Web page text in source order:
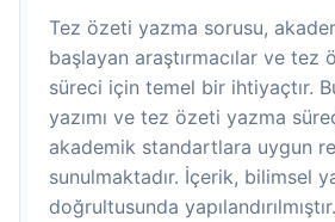
Tez özeti yazma sorusu,
başlayan araştırmacılar ve tez
süreci için temel bir ihtiyaçtır.
yazımı ve tez özeti yazma
akademik standartlara uygun
sunulmaktadır. İçerik, bilimsel
doğrultusunda